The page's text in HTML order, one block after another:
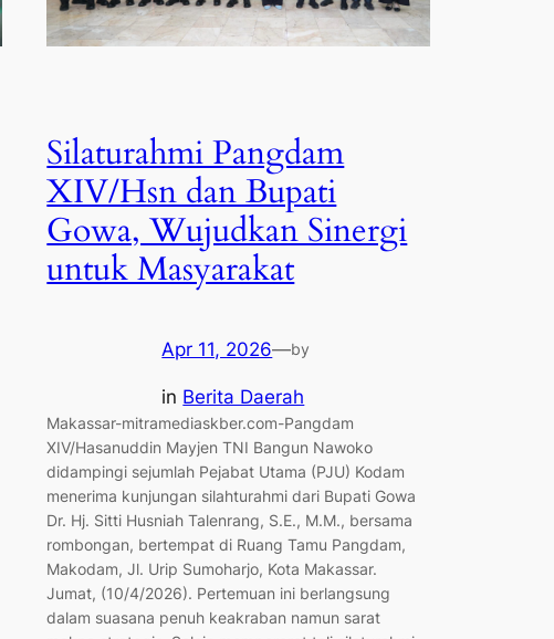
Silaturahmi Pangdam
XIV/Hsn dan Bupati
Gowa, Wujudkan Sinergi
untuk Masyarakat
Apr 11, 2026—by
in Berita Daerah
Makassar-mitramediaskber.com-Pangdam
XIV/Hasanuddin Mayjen TNI Bangun Nawoko
didampingi sejumlah Pejabat Utama (PJU) Kodam
menerima kunjungan silahturahmi dari Bupati Gowa
Dr. Hj. Sitti Husniah Talenrang, S.E., M.M., bersama
rombongan, bertempat di Ruang Tamu Pangdam,
Makodam, Jl. Urip Sumoharjo, Kota Makassar.
Jumat, (10/4/2026). Pertemuan ini berlangsung
dalam suasana penuh keakraban namun sarat